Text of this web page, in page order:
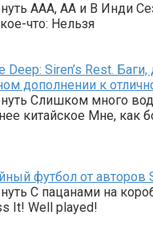
AAA, AA и B Инди
что: Нельзя
Siren’s Rest. Баги,
дополнении к
Слишком много
китайское Мне, как
футбол от авторов
С пацанами на
It! Well played!